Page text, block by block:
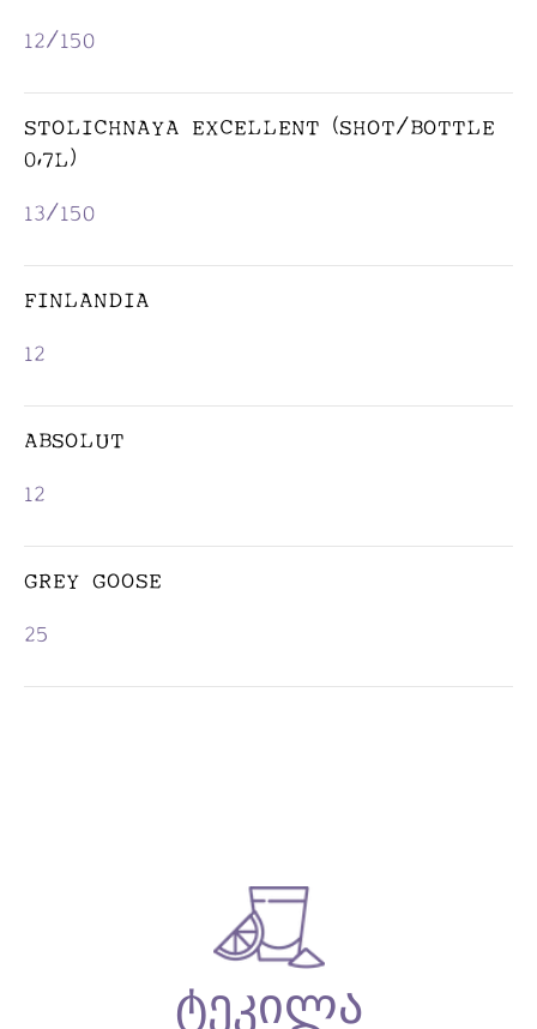
12/150
STOLICHNAYA EXCELLENT (SHOT/BOTTLE
0,7L)
13/150
FINLANDIA
12
ABSOLUT
12
GREY GOOSE
25
ᲑᲠᲔᲜᲓᲘ